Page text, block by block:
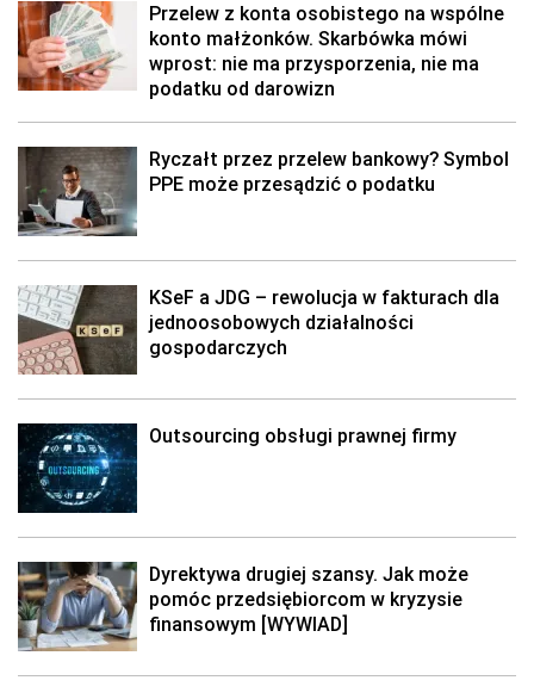
Przelew z konta osobistego na wspólne
konto małżonków. Skarbówka mówi
wprost: nie ma przysporzenia, nie ma
podatku od darowizn
Ryczałt przez przelew bankowy? Symbol
PPE może przesądzić o podatku
KSeF a JDG – rewolucja w fakturach dla
jednoosobowych działalności
gospodarczych
Outsourcing obsługi prawnej firmy
Dyrektywa drugiej szansy. Jak może
pomóc przedsiębiorcom w kryzysie
finansowym [WYWIAD]